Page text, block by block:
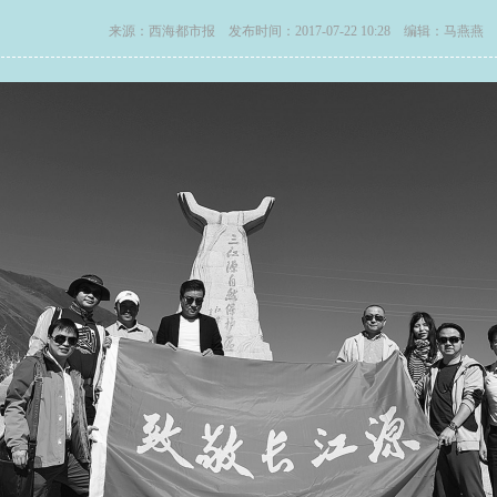
来源：西海都市报 发布时间：2017-07-22 10:28 编辑：马